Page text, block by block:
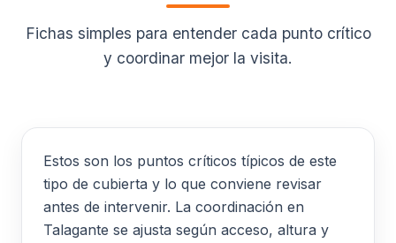
Fichas simples para entender cada punto crítico
y coordinar mejor la visita.
Estos son los puntos críticos típicos de este
tipo de cubierta y lo que conviene revisar
antes de intervenir. La coordinación en
Talagante se ajusta según acceso, altura y